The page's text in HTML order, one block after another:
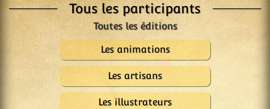
Tous les participants
Les animations
Les artisans
Les illustrateurs